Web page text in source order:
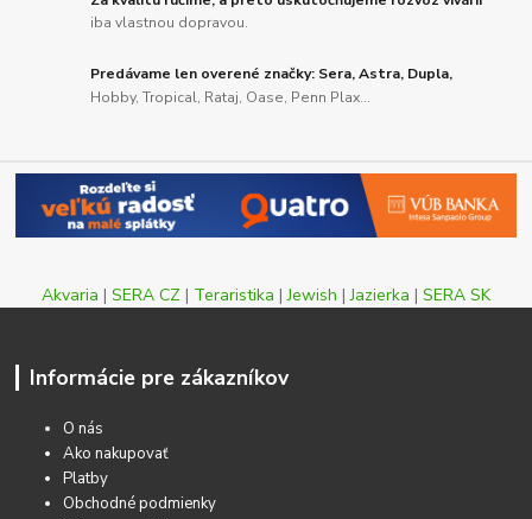
iba vlastnou dopravou.
Predávame len overené značky: Sera, Astra, Dupla,
Hobby, Tropical, Rataj, Oase, Penn Plax...
Akvaria | SERA CZ | Teraristika |Jewish |Jazierka | SERA SK
Informácie pre zákazníkov
O nás
Ako nakupovať
Platby
Obchodné podmienky